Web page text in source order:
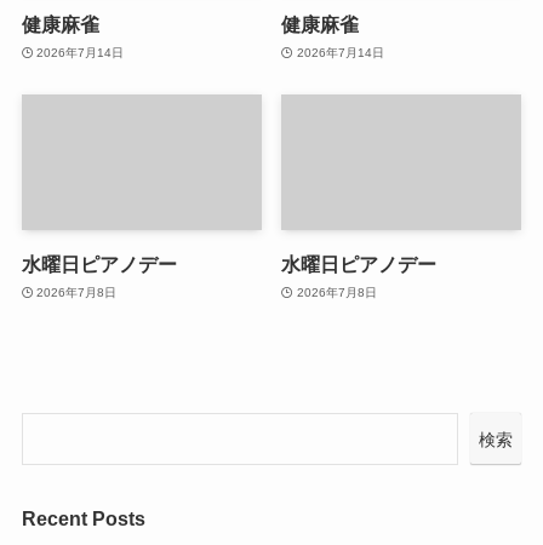
健康麻雀
2026年7月14日
健康麻雀
2026年7月14日
水曜日ピアノデー
2026年7月8日
水曜日ピアノデー
2026年7月8日
検索
Recent Posts